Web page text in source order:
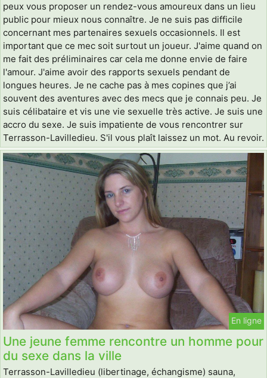
peux vous proposer un rendez-vous amoureux dans un lieu
public pour mieux nous connaître. Je ne suis pas difficile
concernant mes partenaires sexuels occasionnels. Il est
important que ce mec soit surtout un joueur. J'aime quand on
me fait des préliminaires car cela me donne envie de faire
l'amour. J'aime avoir des rapports sexuels pendant de
longues heures. Je ne cache pas à mes copines que j’ai
souvent des aventures avec des mecs que je connais peu. Je
suis célibataire et vis une vie sexuelle très active. Je suis une
accro du sexe. Je suis impatiente de vous rencontrer sur
Terrasson-Lavilledieu. S'il vous plaît laissez un mot. Au revoir.
En ligne
Une jeune femme rencontre un homme pour
du sexe dans la ville
Terrasson-Lavilledieu (libertinage, échangisme) sauna,